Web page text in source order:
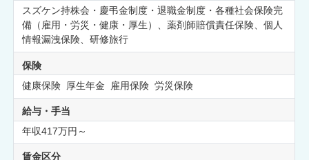
スズケン持株会・慶弔金制度・退職金制度・各種社会保険完
備（雇用・労災・健康・厚生）、薬剤師賠償責任保険、個人
情報漏洩保険、研修旅行
保険
健康保険 厚生年金 雇用保険 労災保険
給与・手当
年収417万円～
賃金区分